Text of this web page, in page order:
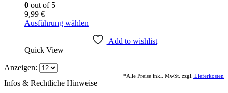
0 out of 5
9,99 €
Ausführung wählen
weist
Optionen
Add to wishlist
Quick View
Anzeigen:
*Alle Preise inkl. MwSt. zzgl. Lieferkosten
Infos & Rechtliche Hinweise